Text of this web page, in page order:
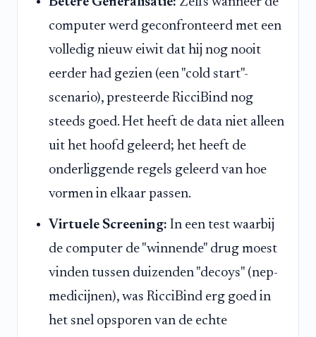
computer werd geconfronteerd met een
volledig nieuw eiwit dat hij nog nooit
eerder had gezien (een "cold start"-
scenario), presteerde RicciBind nog
steeds goed. Het heeft de data niet alleen
uit het hoofd geleerd; het heeft de
onderliggende regels geleerd van hoe
vormen in elkaar passen.
Virtuele Screening: In een test waarbij
de computer de "winnende" drug moest
vinden tussen duizenden "decoys" (nep-
medicijnen), was RicciBind erg goed in
het snel opsporen van de echte